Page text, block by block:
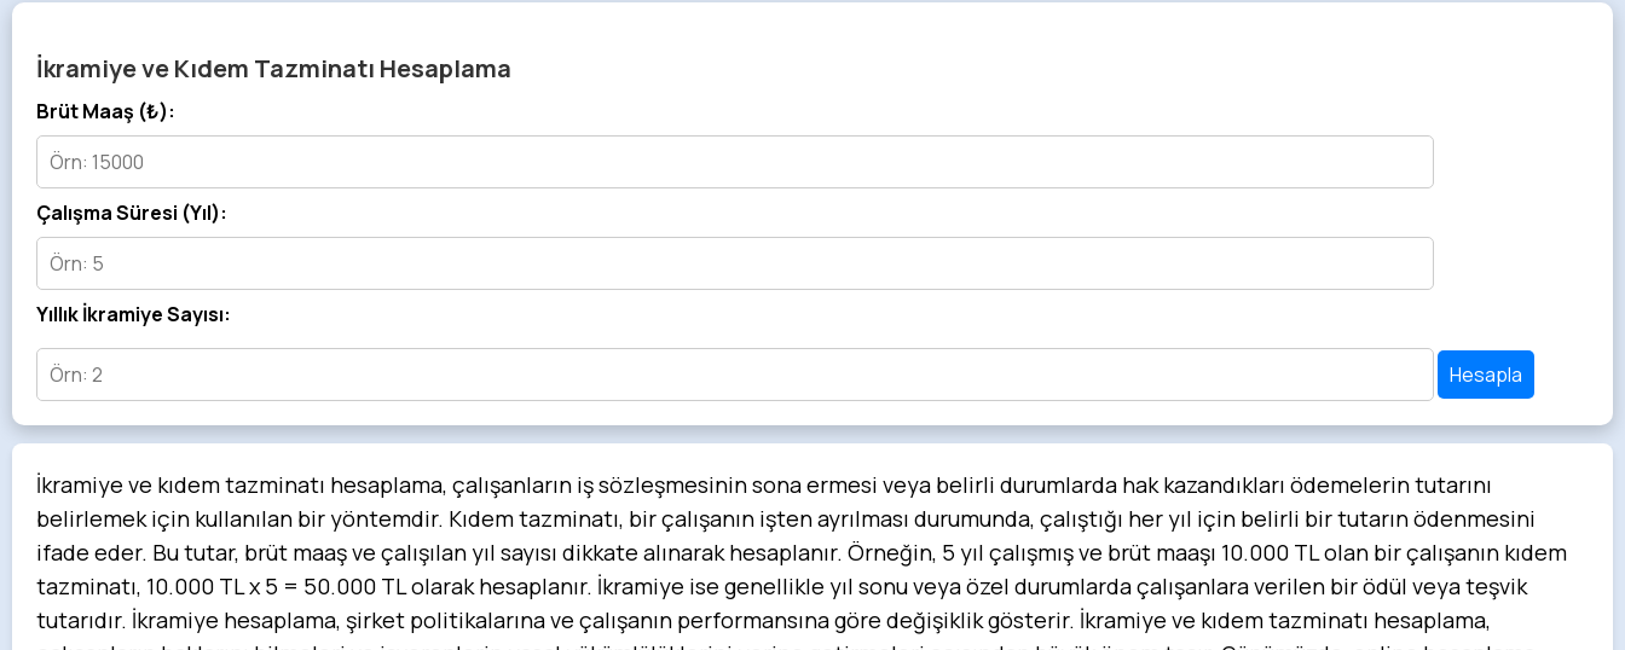
İkramiye ve Kıdem Tazminatı Hesaplama
Brüt Maaş (₺):
Çalışma Süresi (Yıl):
Yıllık İkramiye Sayısı:
Hesapla
İkramiye ve kıdem tazminatı hesaplama, çalışanların iş sözleşmesinin sona ermesi veya belirli durumlarda hak kazandıkları ödemelerin tutarını
belirlemek için kullanılan bir yöntemdir. Kıdem tazminatı, bir çalışanın işten ayrılması durumunda, çalıştığı her yıl için belirli bir tutarın ödenmesini
ifade eder. Bu tutar, brüt maaş ve çalışılan yıl sayısı dikkate alınarak hesaplanır. Örneğin, 5 yıl çalışmış ve brüt maaşı 10.000 TL olan bir çalışanın kıdem
tazminatı, 10.000 TL x 5 = 50.000 TL olarak hesaplanır. İkramiye ise genellikle yıl sonu veya özel durumlarda çalışanlara verilen bir ödül veya teşvik
tutarıdır. İkramiye hesaplama, şirket politikalarına ve çalışanın performansına göre değişiklik gösterir. İkramiye ve kıdem tazminatı hesaplama,